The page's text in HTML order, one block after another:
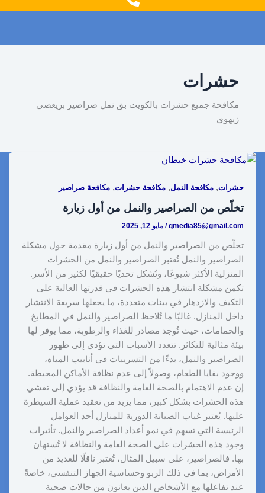
o
r
حشرات
مكافحة جميع حشرات بالكويت بق نمل صراصير بريعصي
زيهوي
حشرات,مكافحة النمل,مكافحة حشرات,مكافحة صراصير
تخلّص من الصراصير والنمل من أول زيارة
qmedia85@gmail.com
/مايو 12, 2025
تخلّص من الصراصير والنمل من أول زيارة مقدمة حول مشكلة
الصراصير والنمل تُعتبر الصراصير والنمل من الحشرات
المنزلية الأكثر شيوعًا، وتُشكل تحديًا حقيقيًا لكثير من الأسر.
تكمن مشكلة انتشار هذه الحشرات في قدرتها العالية على
التكيف والازدهار في بيئات متعددة، ما يجعلها سريعة الانتشار
داخل المنازل. غالبًا ما تُلاحظ الصراصير والنمل في المطابخ
والحمامات، حيث تُوجد مصادر للغذاء والرطوبة، مما يوفر لها
بيئة مثالية للتكاثر. تتعدد الأسباب التي تؤدي إلى ظهور
الصراصير والنمل، بدءًا من التسريبات في أنابيب المياه،
ووجود بقايا الطعام، وصولاً إلى عدم نظافة الأماكن المحيطة.
إن عدم الاهتمام بالصحة العامة والنظافة قد يؤدي إلى تفشي
هذه الحشرات بشكل كبير، مما يزيد من تعقيد عملية السيطرة
عليها. يُعتبر غياب الصيانة الدورية للمنازل أحد العوامل
الرئيسة التي تسهم في نمو أعداد الصراصير والنمل. تأثيرات
وجود هذه الحشرات على الصحة العامة والنظافة لا تُستهان
بها. فالصراصير، على سبيل المثال، تُعتبر ناقلًا للعديد من
الأمراض، بما في ذلك الربو وحساسية الجهاز التنفسي، خاصةً
عند تفاعلها مع الأشخاص الذين يعانون من حالات صحية